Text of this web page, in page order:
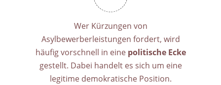
Wer Kürzungen von
Asylbewerberleistungen fordert, wird
häufig vorschnell in eine politische Ecke
gestellt. Dabei handelt es sich um eine
legitime demokratische Position.